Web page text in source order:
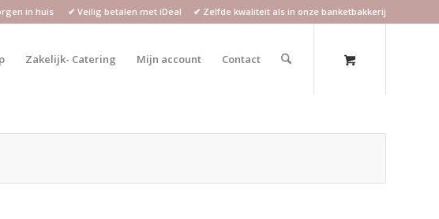
in huis ✔ Veilig betalen met iDeal ✔ Zelfde kwaliteit als in onze banketbakkerij
Zakelijk- Catering Mijn account Contact